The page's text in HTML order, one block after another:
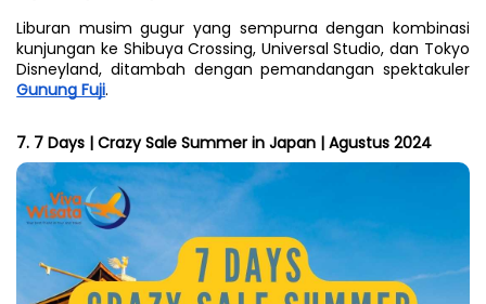
Liburan musim gugur yang sempurna dengan kombinasi
kunjungan ke Shibuya Crossing, Universal Studio, dan Tokyo
Disneyland, ditambah dengan pemandangan spektakuler
Gunung Fuji.
7. 7 Days | Crazy Sale Summer in Japan | Agustus 2024